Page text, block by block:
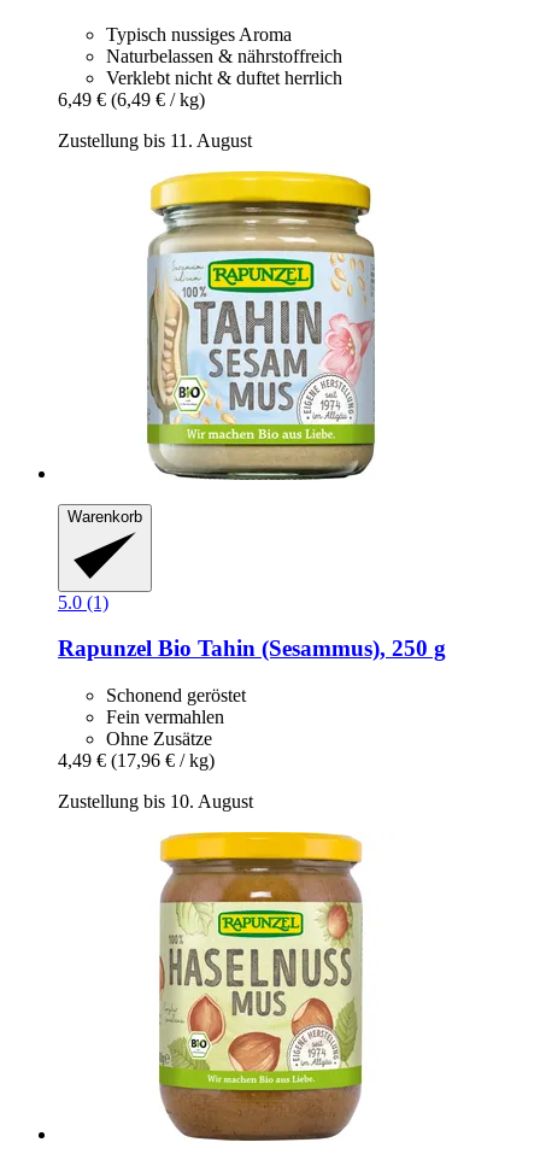
Typisch nussiges Aroma
Naturbelassen & nährstoffreich
Verklebt nicht & duftet herrlich
6,49 € (6,49 € / kg)
Zustellung bis 11. August
Warenkorb
5.0 (1)
Rapunzel Bio Tahin (Sesammus), 250 g
Schonend geröstet
Fein vermahlen
Ohne Zusätze
4,49 € (17,96 € / kg)
Zustellung bis 10. August